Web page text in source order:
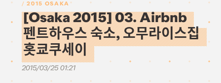
2015 OSAKA
[Osaka 2015] 03. Airbnb
펜트하우스 숙소, 오무라이스집
홋쿄쿠세이
2015/03/25 01:21